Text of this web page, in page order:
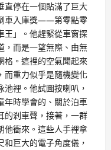
直停在一個貼滿了巨大
車入庫獎——第零點零
王」。他趕緊從車窗探
，而是一望無際、由無
格。這裡的空氣聞起來
而重力似乎是隨機變化
裡。他試圖按喇叭，
年時學會的、關於泊車
的剎車聲，接著，一群
他衝來。這些人手裡拿
巨大的電子角度儀，